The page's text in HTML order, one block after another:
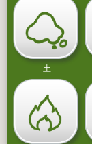
土